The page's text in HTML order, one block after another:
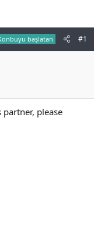
başlatan #1
please